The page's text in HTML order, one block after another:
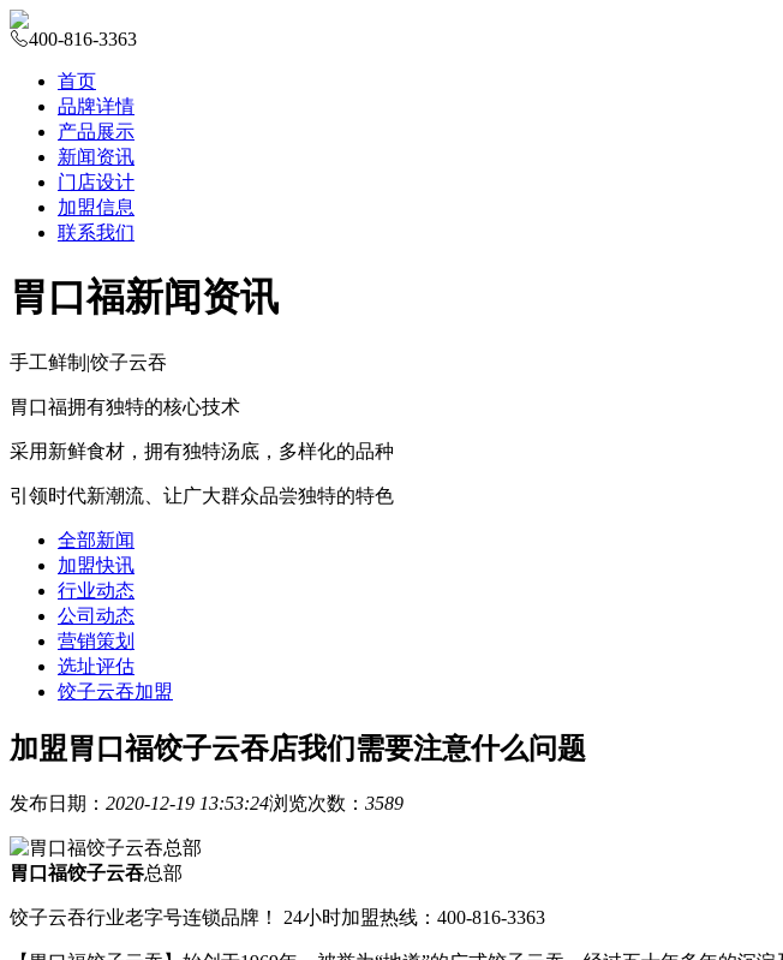
400-816-3363
首页
品牌详情
产品展示
新闻资讯
门店设计
加盟信息
联系我们
胃口福新闻资讯
手工鲜制 |饺子云吞
胃口福拥有独特的核心技术
采用新鲜食材，拥有独特汤底，多样化的品种
引领时代新潮流、让广大群众品尝独特的特色
全部新闻
加盟快讯
行业动态
公司动态
营销策划
选址评估
饺子云吞加盟
加盟胃口福饺子云吞店我们需要注意什么问题
发布日期： 2020-12-19 13:53:24浏览次数： 3589
胃口福饺子云吞总部
饺子云吞行业老字号连锁品牌！ 24小时加盟热线：400-816-3363